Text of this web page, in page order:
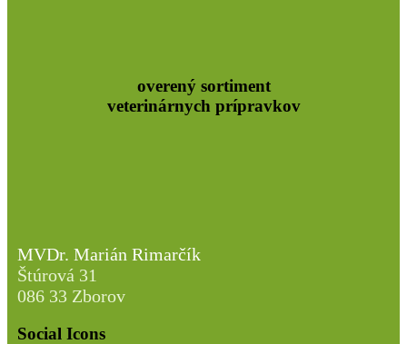
overený sortiment
veterinárnych prípravkov
MVDr. Marián Rimarčík
Štúrová 31
086 33 Zborov
Social Icons